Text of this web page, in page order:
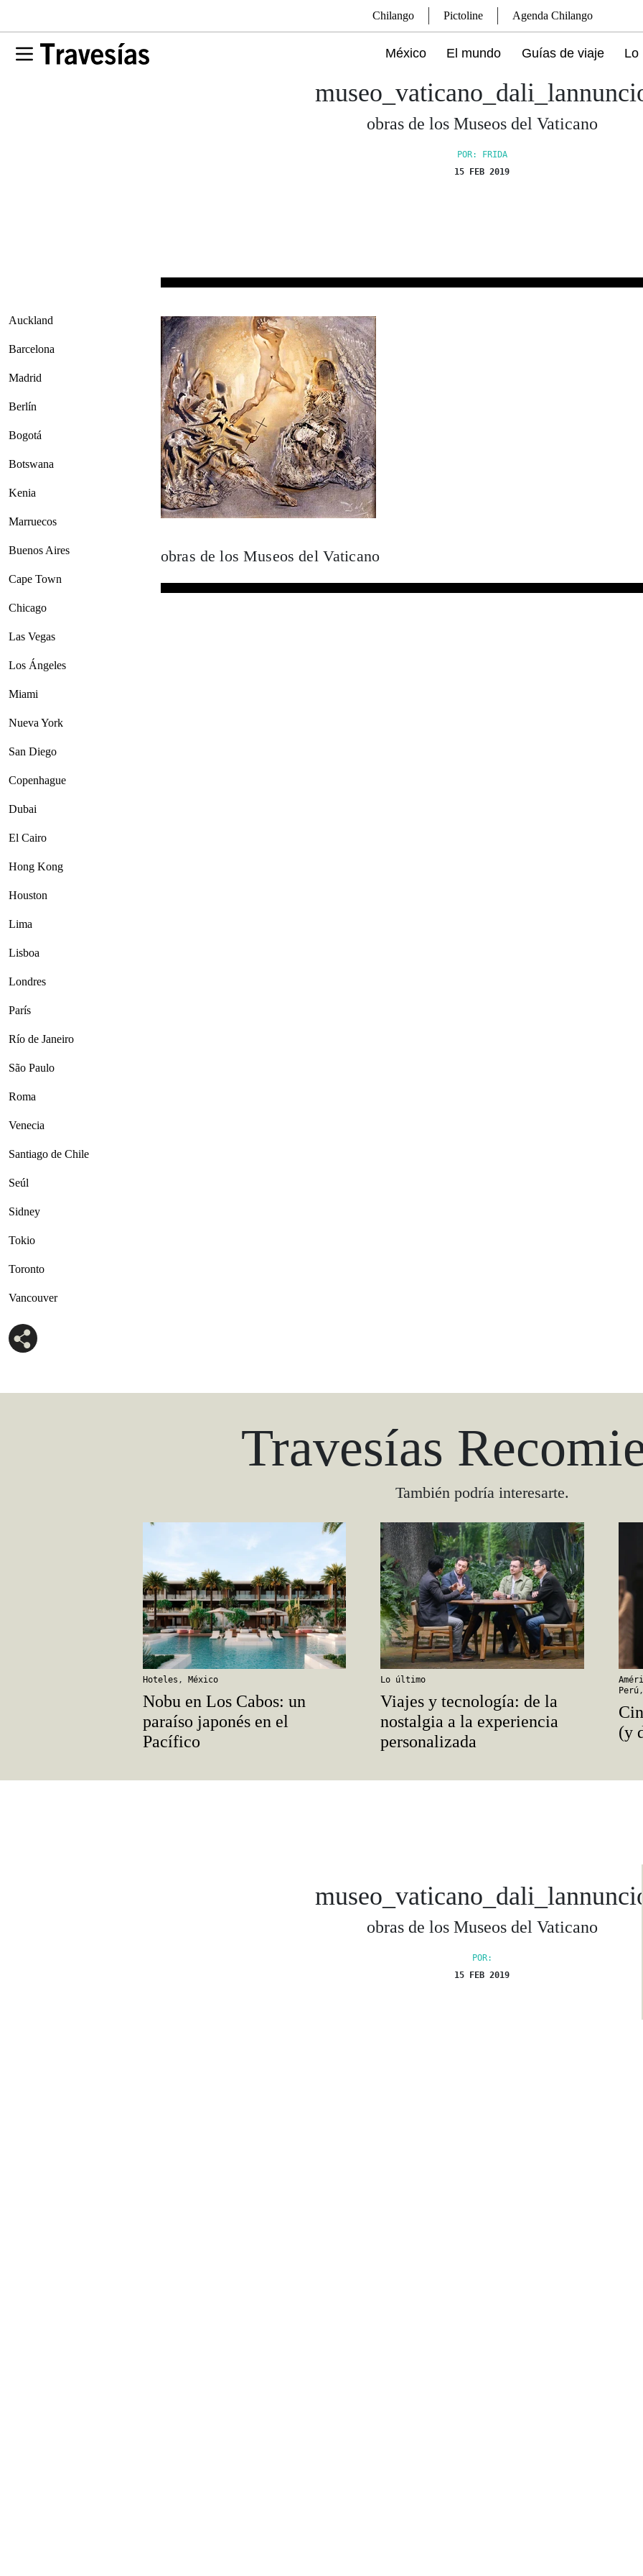
Chilango Pictoline Agenda Chilango
México El mundo Guías de viaje Lo
obras de los Museos del Vaticano
POR: FRIDA
15 FEB 2019
Auckland
Barcelona
Madrid
Berlín
Bogotá
Botswana
Kenia
Marruecos
Buenos Aires
Cape Town
Chicago
Las Vegas
Los Ángeles
Miami
Nueva York
San Diego
Copenhague
Dubai
El Cairo
Hong Kong
Houston
Lima
Lisboa
Londres
París
Río de Janeiro
São Paulo
Roma
Venecia
Santiago de Chile
Seúl
Sidney
Tokio
Toronto
Vancouver
obras de los Museos del Vaticano
Travesías
También podría interesarte.
Hoteles , México
Nobu en Los Cabos: un
paraíso japonés en el
Pacífico
Lo último
Viajes y tecnología: de la
nostalgia a la experiencia
personalizada
Perú
(y
obras de los Museos del Vaticano
POR:
15 FEB 2019